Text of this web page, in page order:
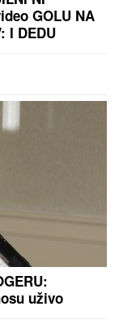
ZA
brutalno o
žestoko
da